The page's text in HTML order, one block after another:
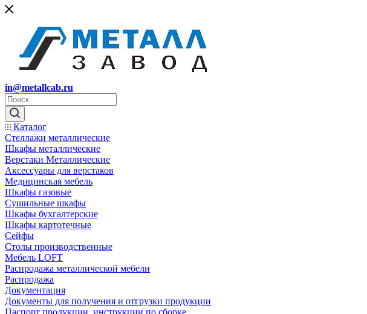
in@metallcab.ru
Каталог
Стеллажи металлические
Шкафы металлические
Верстаки Металлические
Аксессуары для верстаков
Медицинская мебель
Шкафы газовые
Сушильные шкафы
Шкафы бухгалтерские
Шкафы картотечные
Сейфы
Столы производственные
Мебель LOFT
Распродажа металлической мебели
Распродажа
Документация
Документы для получения и отгрузки продукции
Паспорт продукции, инструкции по сборке